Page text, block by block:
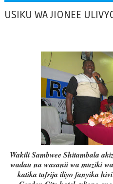
USIKU WA JIONEE
Wakili Sambwee Shitambala
wadau na wasanii wa muziki
katika tafrija iliyo fanyika